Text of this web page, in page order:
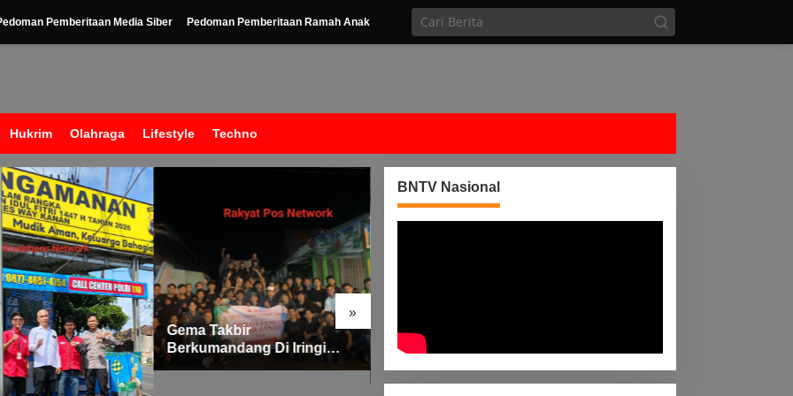
Pemberitaan Media Siber Pedoman Pemberitaan Ramah Anak
Hukrim Olahraga Lifestyle Techno
»
Di Iringi
Ratusan Obor
Langit Banjit,
Silaturahmi dan Santunan
Anak Yatim oleh Pimpinan
Pawai Obor Semarakkan
Malam Takbir Sambut Hari
Kaperwil Lampung Media
BNTV Nasional